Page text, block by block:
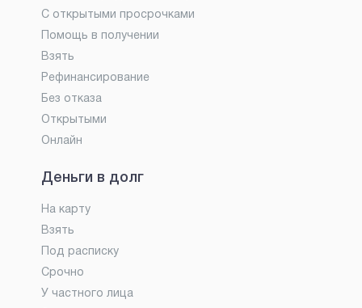
С открытыми просрочками
Помощь в получении
Взять
Рефинансирование
Без отказа
Открытыми
Онлайн
Деньги в долг
На карту
Взять
Под расписку
Срочно
У частного лица